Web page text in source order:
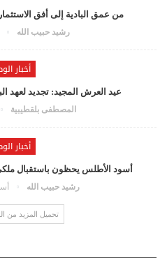
من عمق البادية إلى أفق
رشيد حبيب الله
أخبار
عيد العرش المجيد: تجديد لعهد
المصطفى بلقطيبية
أخبار
أسود الأطلس يحظون باستقبال
رشيد حبيب الله
تحميل المزيد من